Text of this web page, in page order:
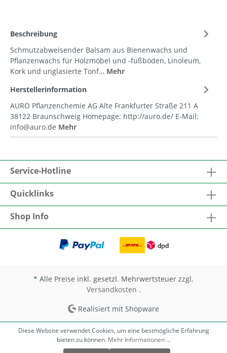
Beschreibung
Schmutzabweisender Balsam aus Bienenwachs und
Pflanzenwachs für Holzmöbel und -fußböden, Linoleum,
Kork und unglasierte Tonf… Mehr
Herstellerinformation
AURO Pflanzenchemie AG Alte Frankfurter Straße 211 A
38122 Braunschweig Homepage: http://auro.de/ E-Mail:
info@auro.de Mehr
Service-Hotline
Quicklinks
Shop Info
* Alle Preise inkl. gesetzl. Mehrwertsteuer zzgl.
Versandkosten .
Realisiert mit Shopware
Diese Website verwendet Cookies, um eine bestmögliche Erfahrung
bieten zu können. Mehr Informationen ...